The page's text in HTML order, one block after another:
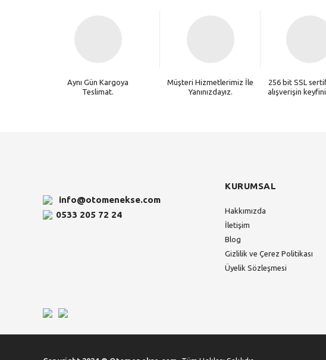
Aynı Gün Kargoya
Teslimat.
Müşteri Hizmetlerimiz İle
Yanınızdayız.
256 bit SSL
alışverişin keyfini
info@otomenekse.com
0533 205 72 24
KURUMSAL
Hakkımızda
İletişim
Blog
Gizlilik ve Çerez Politikası
Üyelik Sözleşmesi